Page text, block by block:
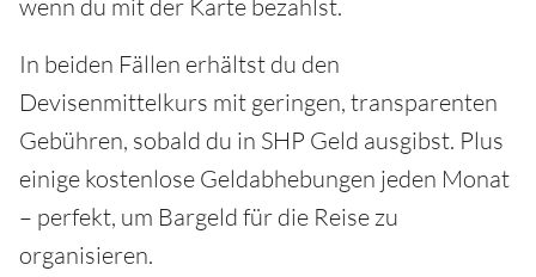
wenn du mit der Karte bezahlst.
In beiden Fällen erhältst du den
Devisenmittelkurs mit geringen, transparenten
Gebühren, sobald du in SHP Geld ausgibst. Plus
einige kostenlose Geldabhebungen jeden Monat
– perfekt, um Bargeld für die Reise zu
organisieren.